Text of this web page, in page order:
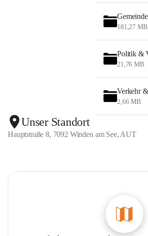
181,27 MB
Politik &
21,76 MB
Verkehr
2,66 MB
Unser Standort
Hauptstraße 8, 7092 Winden am See, AUT